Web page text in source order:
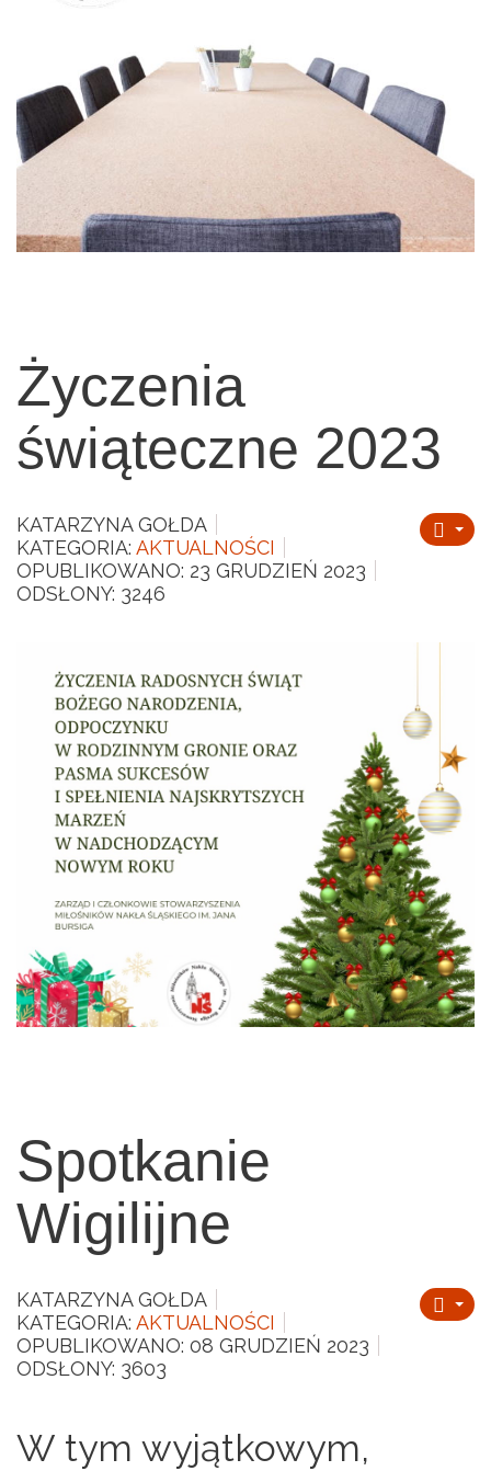
Życzenia
świąteczne 2023
KATARZYNA GOŁDA
KATEGORIA: AKTUALNOŚCI
OPUBLIKOWANO: 23 GRUDZIEŃ 2023
ODSŁONY: 3246
Spotkanie
Wigilijne
KATARZYNA GOŁDA
KATEGORIA: AKTUALNOŚCI
OPUBLIKOWANO: 08 GRUDZIEŃ 2023
ODSŁONY: 3603
W tym wyjątkowym,